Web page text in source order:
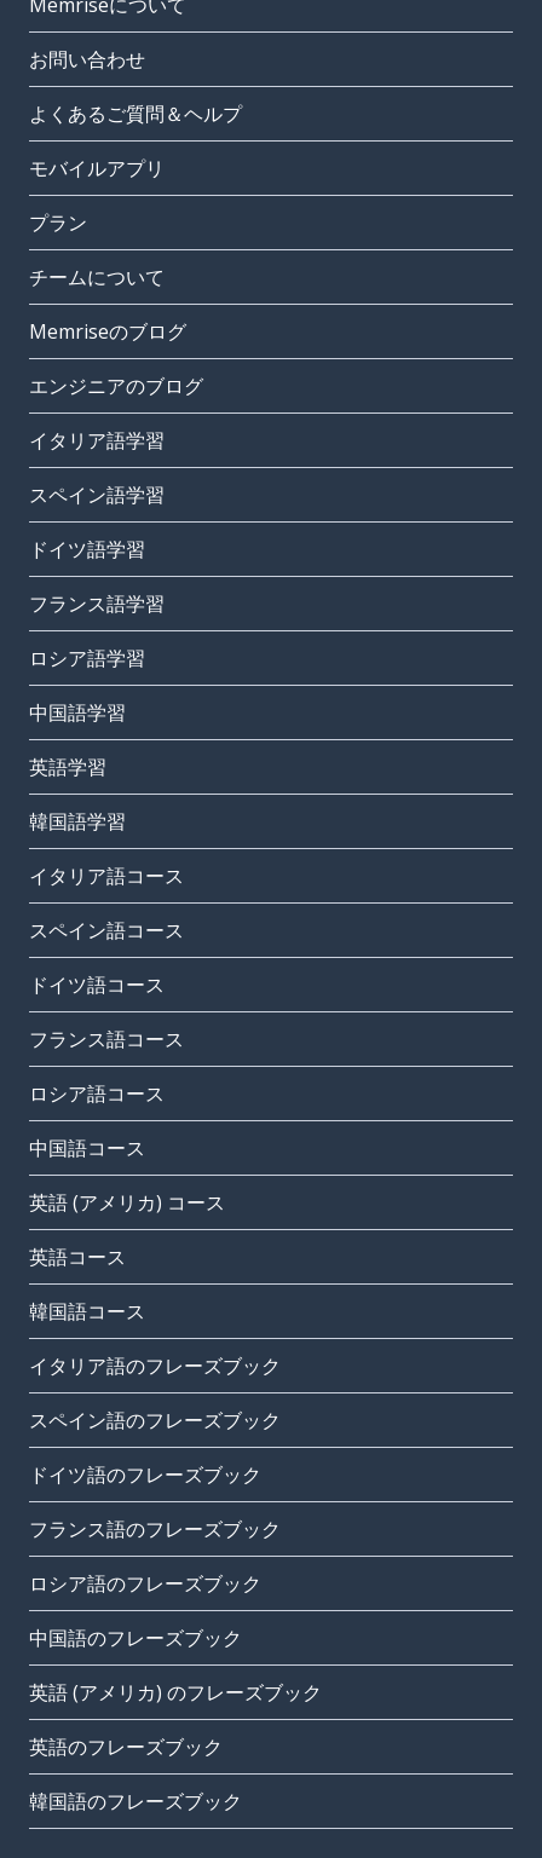
お問い合わせ
よくあるご質問＆ヘルプ
モバイルアプリ
プラン
チームについて
Memriseのブログ
エンジニアのブログ
イタリア語学習
スペイン語学習
ドイツ語学習
フランス語学習
ロシア語学習
中国語学習
英語学習
韓国語学習
イタリア語コース
スペイン語コース
ドイツ語コース
フランス語コース
ロシア語コース
中国語コース
英語 (アメリカ) コース
英語コース
韓国語コース
イタリア語のフレーズブック
スペイン語のフレーズブック
ドイツ語のフレーズブック
フランス語のフレーズブック
ロシア語のフレーズブック
中国語のフレーズブック
英語 (アメリカ) のフレーズブック
英語のフレーズブック
韓国語のフレーズブック